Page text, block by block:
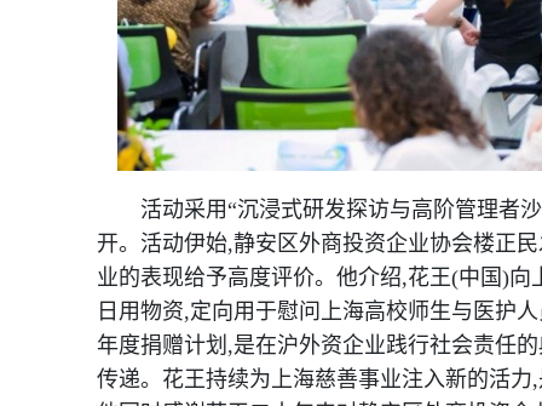
活动采用“沉浸式研发探访与高阶管理者
开。活动伊始,静安区外商投资企业协会楼正
业的表现给予高度评价。他介绍,花王(中国)
日用物资,定向用于慰问上海高校师生与医护
年度捐赠计划,是在沪外资企业践行社会责任
传递。花王持续为上海慈善事业注入新的活